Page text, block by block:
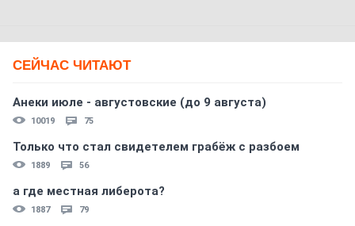
СЕЙЧАС ЧИТАЮТ
Анеки июле - августовские (до 9 августа)
10019 75
Только что стал свидетелем грабёж с разбоем
1889 56
а где местная либерота?
1887 79